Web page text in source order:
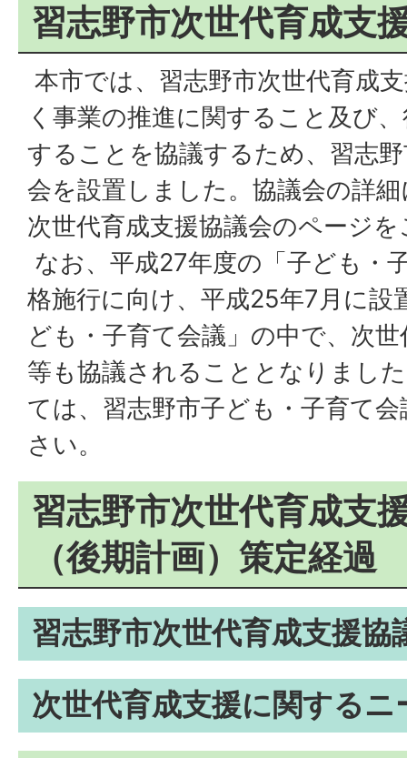
習志野市次世代育成支
本市では、習志野市次世代育成
く事業の推進に関すること及び
することを協議するため、習志
会を設置しました。協議会の詳
次世代育成支援協議会のページ
なお、平成27年度の「子ども・
格施行に向け、平成25年7月に設
ども・子育て会議」の中で、次
等も協議されることとなりまし
ては、習志野市子ども・子育て
さい。
習志野市次世代育成支
（後期計画）策定経過
習志野市次世代育成支援協
次世代育成支援に関するニ